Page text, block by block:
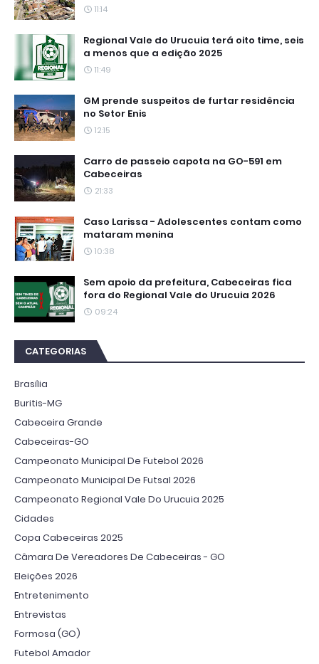
11:14
Regional Vale do Urucuia terá oito time, seis
a menos que a edição 2025
11:49
GM prende suspeitos de furtar residência
no Setor Enis
12:15
Carro de passeio capota na GO-591 em
Cabeceiras
21:33
Caso Larissa - Adolescentes contam como
mataram menina
10:38
Sem apoio da prefeitura, Cabeceiras fica
fora do Regional Vale do Urucuia 2026
09:24
CATEGORIAS
Brasília
Buritis-MG
Cabeceira Grande
Cabeceiras-GO
Campeonato Municipal De Futebol 2026
Campeonato Municipal De Futsal 2026
Campeonato Regional Vale Do Urucuia 2025
Cidades
Copa Cabeceiras 2025
Câmara De Vereadores De Cabeceiras - GO
Eleições 2026
Entretenimento
Entrevistas
Formosa (GO)
Futebol Amador